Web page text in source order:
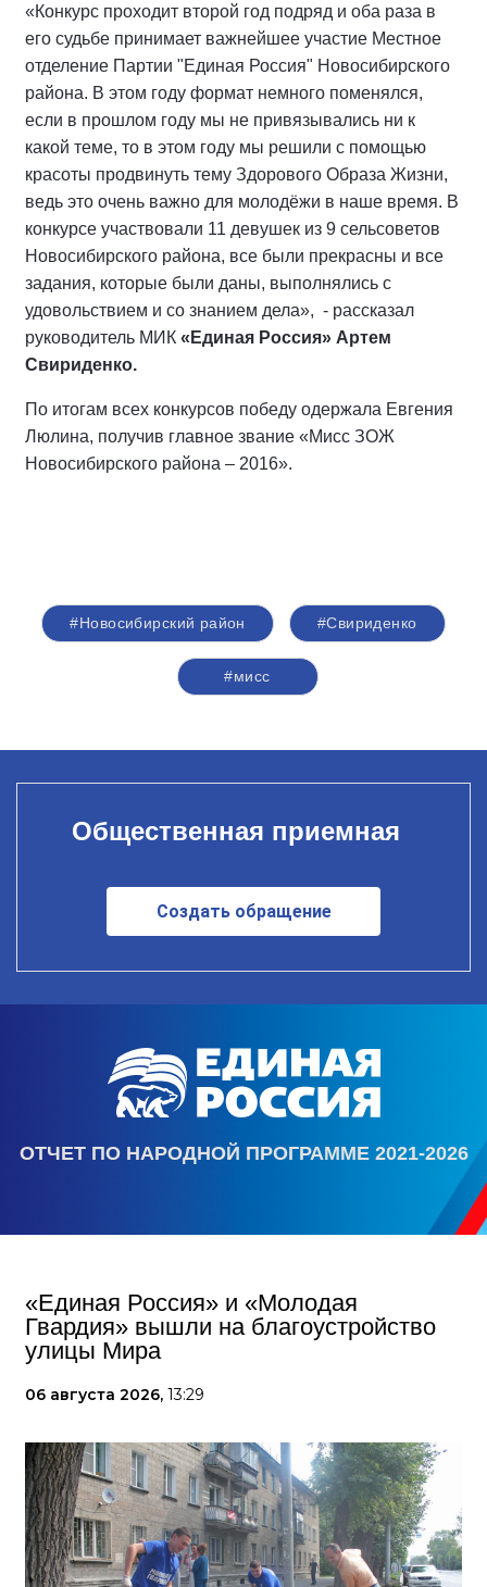
«Конкурс проходит второй год подряд и оба раза в
его судьбе принимает важнейшее участие Местное
отделение Партии "Единая Россия" Новосибирского
района. В этом году формат немного поменялся,
если в прошлом году мы не привязывались ни к
какой теме, то в этом году мы решили с помощью
красоты продвинуть тему Здорового Образа Жизни,
ведь это очень важно для молодёжи в наше время. В
конкурсе участвовали 11 девушек из 9 сельсоветов
Новосибирского района, все были прекрасны и все
задания, которые были даны, выполнялись с
удовольствием и со знанием дела», - рассказал
руководитель МИК «Единая Россия» Артем
Свириденко.
По итогам всех конкурсов победу одержала Евгения
Люлина, получив главное звание «Мисс ЗОЖ
Новосибирского района – 2016».
#Новосибирский район #Свириденко
#мисс
Общественная приемная
Создать обращение
ОТЧЕТ ПО НАРОДНОЙ ПРОГРАММЕ 2021-2026
«Единая Россия» и «Молодая
Гвардия» вышли на благоустройство
улицы Мира
06 августа 2026, 13:29